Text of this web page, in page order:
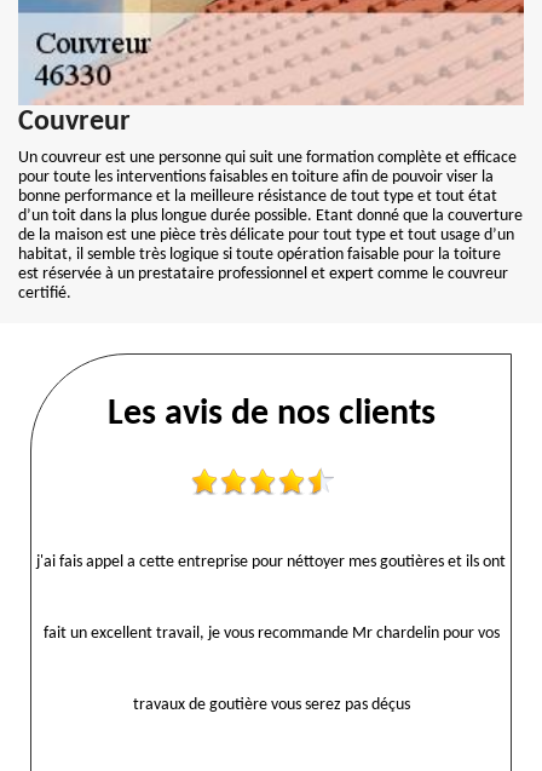
Couvreur
Un couvreur est une personne qui suit une formation complète et efficace
pour toute les interventions faisables en toiture afin de pouvoir viser la
bonne performance et la meilleure résistance de tout type et tout état
d’un toit dans la plus longue durée possible. Etant donné que la couverture
de la maison est une pièce très délicate pour tout type et tout usage d’un
habitat, il semble très logique si toute opération faisable pour la toiture
est réservée à un prestataire professionnel et expert comme le couvreur
certifié.
Les avis de nos clients
j'ai fais appel a cette entreprise pour néttoyer mes goutières et ils ont
fait un excellent travail, je vous recommande Mr chardelin pour vos
travaux de goutière vous serez pas déçus